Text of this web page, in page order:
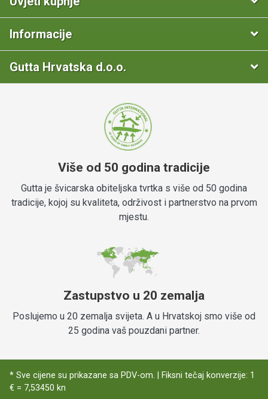
Informacije
Gutta Hrvatska d.o.o.
Više od 50 godina tradicije
Gutta je švicarska obiteljska tvrtka s više od 50 godina
tradicije, kojoj su kvaliteta, održivost i partnerstvo na prvom
mjestu.
Zastupstvo u 20 zemalja
Poslujemo u 20 zemalja svijeta. A u Hrvatskoj smo više od
25 godina vaš pouzdani partner.
* Sve cijene su prikazane sa PDV-om. | Fiksni tečaj konverzije: 1
€ = 7,53450 kn